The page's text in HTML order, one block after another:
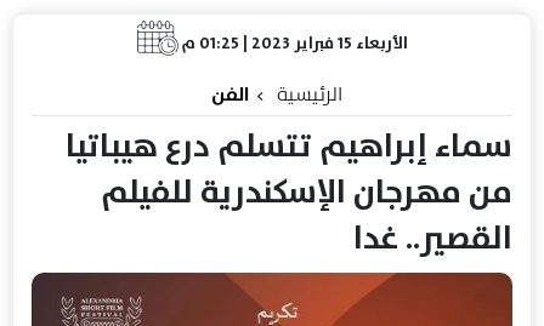
الأربعاء 15 فبراير 2023 | 01:25 م
الرئيسية الفن
سماء إبراهيم تتسلم درع هيباتيا
من مهرجان الإسكندرية للفيلم
القصير.. غدا